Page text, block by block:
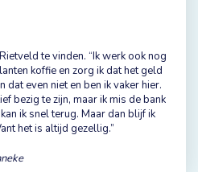
te vinden. “Ik werk ook nog
koffie en zorg ik dat het geld
dat even niet en ben ik vaker hier.
bezig te zijn, maar ik mis de bank
ik snel terug. Maar dan blijf ik
het is altijd gezellig.”